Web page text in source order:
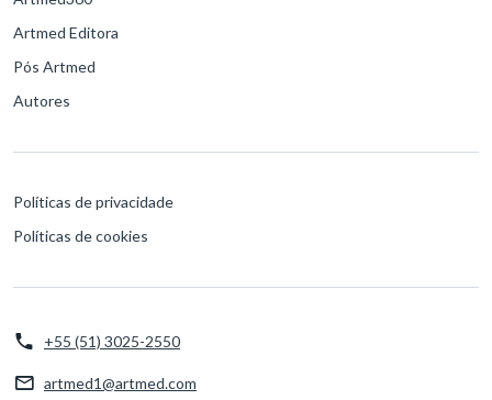
Artmed Editora
Pós Artmed
Autores
Políticas de privacidade
Políticas de cookies
+55 (51) 3025-2550
artmed1@artmed.com